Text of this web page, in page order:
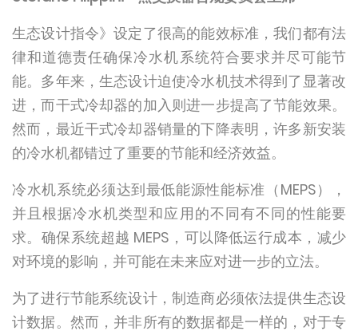
生态设计指令》设定了很高的能效标准，我们都有法
律和道德责任确保冷水机系统符合要求并尽可能节
能。多年来，生态设计迫使冷水机技术得到了显著改
进，而干式冷却器的加入则进一步提高了节能效果。
然而，最近干式冷却器销量的下降表明，许多新安装
的冷水机都错过了重要的节能和经济效益。
冷水机系统必须达到最低能源性能标准（MEPS），
并且根据冷水机类型和应用的不同有不同的性能要
求。确保系统超越 MEPS，可以降低运行成本，减少
对环境的影响，并可能在未来应对进一步的立法。
为了进行节能系统设计，制造商必须依法提供生态设
计数据。然而，并非所有的数据都是一样的，对于专